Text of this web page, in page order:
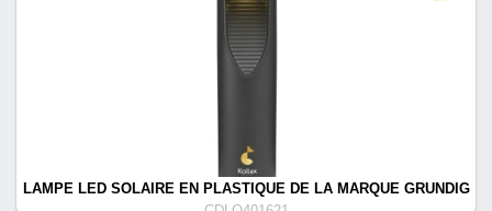
LAMPE LED SOLAIRE EN PLASTIQUE DE LA MARQUE GRUNDIG